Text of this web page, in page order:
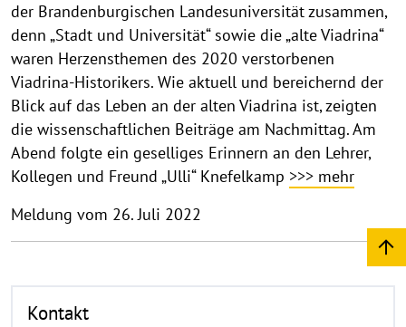
der Brandenburgischen Landesuniversität zusammen,
denn „Stadt und Universität“ sowie die „alte Viadrina“
waren Herzensthemen des 2020 verstorbenen
Viadrina-Historikers. Wie aktuell und bereichernd der
Blick auf das Leben an der alten Viadrina ist, zeigten
die wissenschaftlichen Beiträge am Nachmittag. Am
Abend folgte ein geselliges Erinnern an den Lehrer,
Kollegen und Freund „Ulli“ Knefelkamp >>> mehr
Meldung vom 26. Juli 2022
Kontakt